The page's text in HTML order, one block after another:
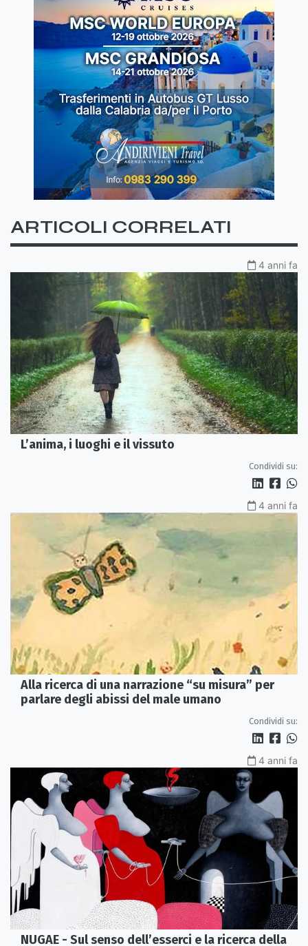
ARTICOLI CORRELATI
4 anni fa
L’anima, i luoghi e il vissuto
Condividi su:
4 anni fa
Alla ricerca di una narrazione “su misura” per
parlare degli abissi del male umano
Condividi su:
4 anni fa
NUGAE - Sul senso dell’esserci e la ricerca della